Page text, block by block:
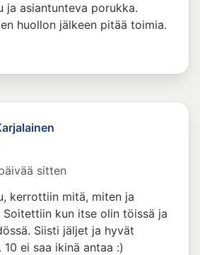
ja asiantunteva porukka.
huollon jälkeen pitää toimia.
sitten
kerrottiin mitä, miten ja
kun itse olin töissä ja
Siisti jäljet ja hyvät
ei saa ikinä antaa :)